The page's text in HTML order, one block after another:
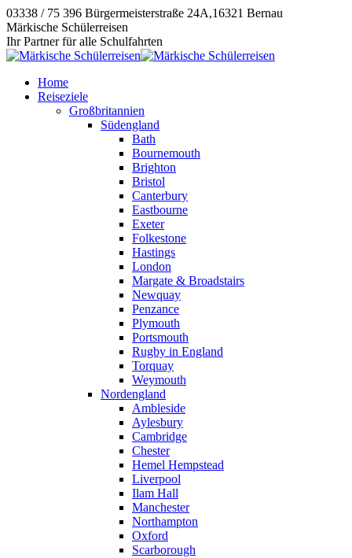
Zum
Inhalt
springen
03338 / 75 396 Bürgermeisterstraße 24A,16321 Bernau
Instagram
page
opens
new
window
E-
Mail
page
new
Facebook
page
opens
new
window
Märkische Schülerreisen
Ihr Partner für alle Schulfahrten
Home
Reiseziele
Großbritannien
Südengland
Bath
Bournemouth
Brighton
Bristol
Canterbury
Eastbourne
Exeter
Folkestone
Hastings
London
Margate & Broadstairs
Newquay
Penzance
Plymouth
Portsmouth
Rugby in England
Torquay
Weymouth
Nordengland
Ambleside
Aylesbury
Cambridge
Chester
Hemel Hempstead
Liverpool
Ilam Hall
Manchester
Northampton
Oxford
Scarborough